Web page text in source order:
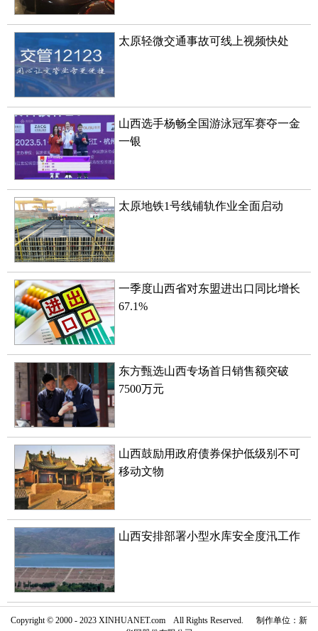
太原轻微交通事故可线上视频快处
山西选手杨畅全国游泳冠军赛夺一金
一银
太原地铁1号线铺轨作业全面启动
一季度山西省对东盟进出口同比增长
67.1%
东方甄选山西专场首日销售额突破
7500万元
山西鼓励用政府债券保护低级别不可
移动文物
山西安排部署小型水库安全度汛工作
Copyright © 2000 - 2023 XINHUANET.com All Rights Reserved. 制作单位：新